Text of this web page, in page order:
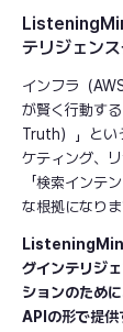
テリジェン
インフラ（
が賢く行動す
Truth）」とい
ケティング、
「検索インテ
な根拠になりま
グインテリジ
ションのため
APIの形で提供